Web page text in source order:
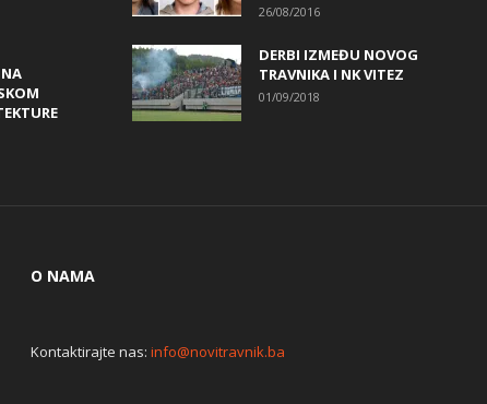
26/08/2016
DERBI IZMEĐU NOVOG
TRAVNIKA I NK VITEZ
01/09/2018
O NAMA
Kontaktirajte nas: info@novitravnik.ba